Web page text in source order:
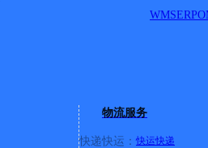
WMSERP
物流服务
快递快运： 快运快递